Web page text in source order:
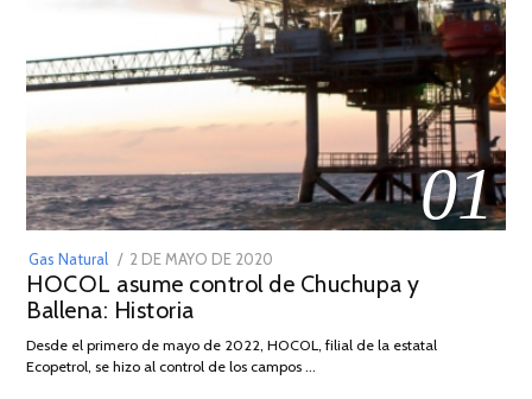
01
Gas Natural
POSTED
ON
2 DE MAYO DE 2020
DE
2026
HOCOL asume control de Chuchupa y
Ballena: Historia
Desde el primero de mayo de 2022, HOCOL, filial de la estatal
Ecopetrol, se hizo al control de los campos …